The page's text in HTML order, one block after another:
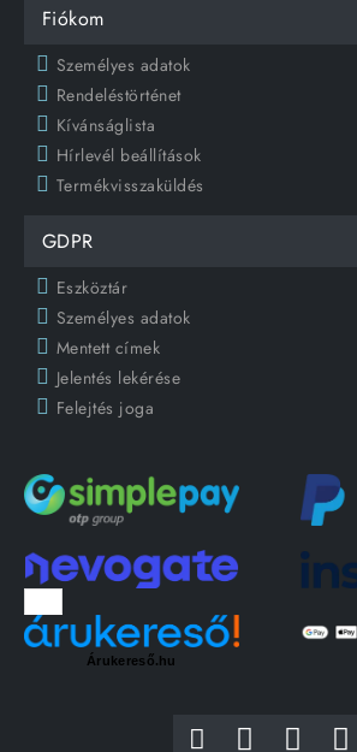
Fiókom
Személyes adatok
Rendeléstörténet
Kívánságlista
Hírlevél beállítások
Termékvisszaküldés
GDPR
Eszköztár
Személyes adatok
Mentett címek
Jelentés lekérése
Felejtés joga
Árukereső.hu